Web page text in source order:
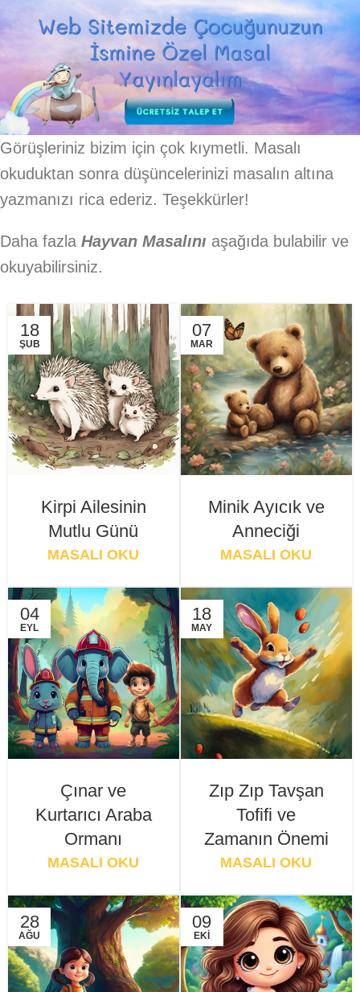
Görüşleriniz bizim için çok kıymetli. Masalı
okuduktan sonra düşüncelerinizi masalın altına
yazmanızı rica ederiz. Teşekkürler!
Daha fazla Hayvan Masalını aşağıda bulabilir ve
okuyabilirsiniz.
18
ŞUB
Kirpi Ailesinin
Mutlu Günü
MASALI OKU
07
MAR
Minik Ayıcık ve
Anneciği
MASALI OKU
04
EYL
Çınar ve
Kurtarıcı Araba
Ormanı
MASALI OKU
18
MAY
Zıp Zıp Tavşan
Tofifi ve
Zamanın Önemi
MASALI OKU
28
AĞU
09
EKI